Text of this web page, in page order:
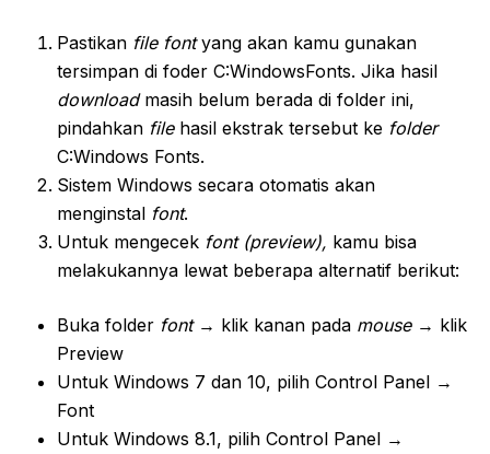
Pastikan file fontyang akan kamu gunakan
tersimpan di foder C:WindowsFonts. Jika hasil
download masih belum berada di folder ini,
pindahkan file hasil ekstrak tersebut ke folder
C:Windows Fonts.
Sistem Windows secara otomatis akan
menginstal font.
Untuk mengecek font (preview), kamu bisa
melakukannya lewat beberapa alternatif berikut:
Buka folder font → klik kanan pada mouse → klik
Preview
Untuk Windows 7 dan 10, pilih Control Panel →
Font
Untuk Windows 8.1, pilih Control Panel →